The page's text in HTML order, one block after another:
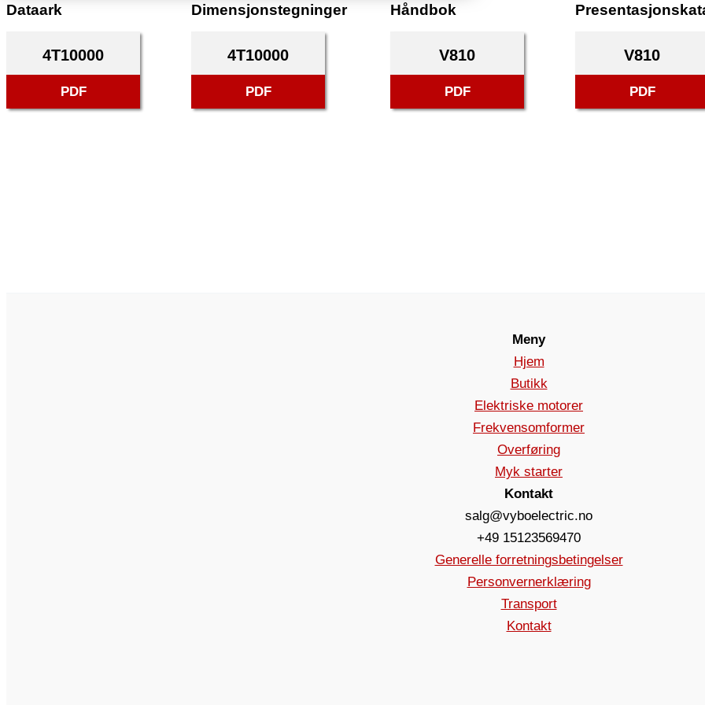
Dataark
4T10000
PDF
Dimensjonstegninger
4T10000
PDF
Håndbok
V810
PDF
V810
PDF
Meny
Hjem
Butikk
Elektriske motorer
Frekvensomformer
Overføring
Myk starter
Kontakt
salg@vyboelectric.no
+49 15123569470
Generelle forretningsbetingelser
Personvernerklæring
Transport
Kontakt